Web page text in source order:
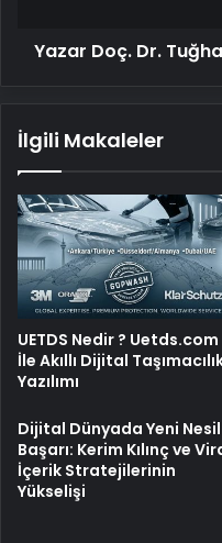
Yazar Doç. Dr.
İlgili Makaleler
UETDS Nedir ? Uetds.com
İle Akıllı Dijital
Yazılımı
Dijital Dünyada Yeni Nesil
Başarı: Kerim Kılınç ve
İçerik Stratejilerinin
Yükselişi